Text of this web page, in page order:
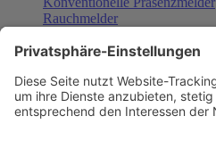
Rauchmelder
Gefahrenmelder
Türsprechanlagen
Alle anzeigen
Außenstationen